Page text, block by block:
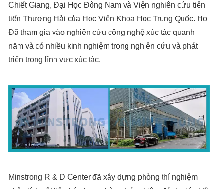
Chiết Giang, Đại Học Đông Nam và Viện nghiên cứu tiên
tiến Thượng Hải của Học Viện Khoa Học Trung Quốc. Họ
Đã tham gia vào nghiên cứu công nghệ xúc tác quanh
năm và có nhiều kinh nghiệm trong nghiên cứu và phát
triển trong lĩnh vực xúc tác.
Minstrong R & D Center đã xây dựng phòng thí nghiệm